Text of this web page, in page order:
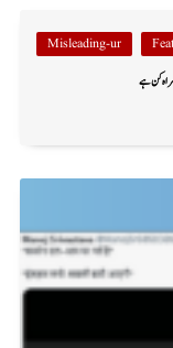
Misleading-ur
کن ہے